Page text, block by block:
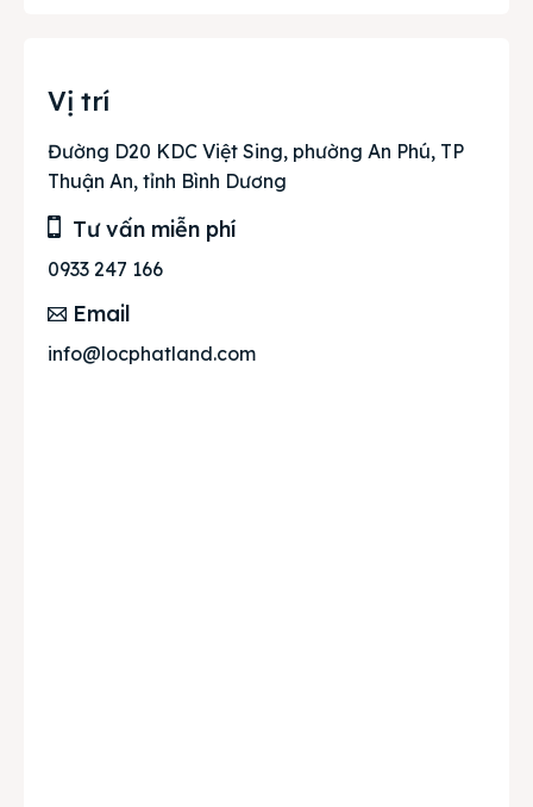
Vị trí
Đường D20 KDC Việt Sing, phường An Phú, TP
Thuận An, tỉnh Bình Dương
Tư vấn miễn phí
0933 247 166
Email
info@locphatland.com